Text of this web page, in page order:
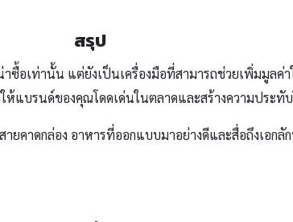
สรุป
ซื้อเท่านั้น แต่ยังเป็นเครื่องมือที่สามารถช่วยเพิ่มมูลค่
แบรนด์ของคุณโดดเด่นในตลาดและสร้างความประทับ
คาดกล่อง อาหารที่ออกแบบมาอย่างดีและสื่อถึงเอ